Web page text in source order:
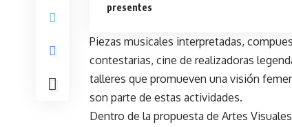
presentes
Piezas musicales interpretadas,
contestarias, cine de realizadoras
talleres que promueven una visión
son parte de estas actividades.
Dentro de la propuesta de Artes